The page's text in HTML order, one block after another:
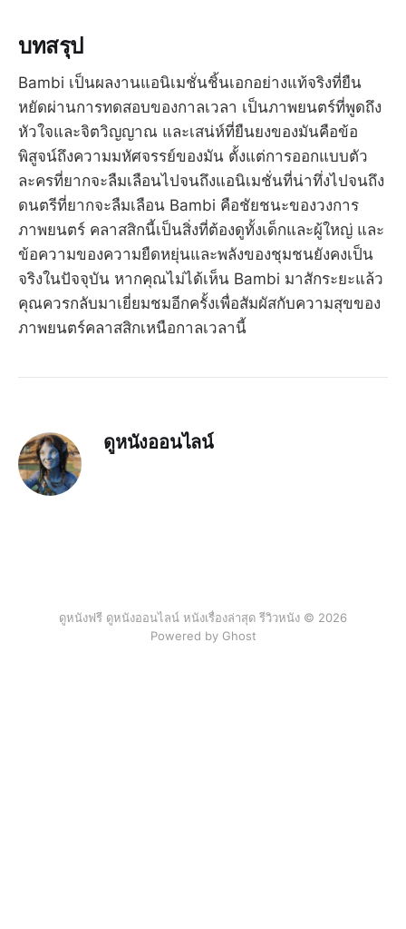
บทสรุป
Bambi เป็นผลงานแอนิเมชั่นชิ้นเอกอย่างแท้จริงที่ยืน
หยัดผ่านการทดสอบของกาลเวลา เป็นภาพยนตร์ที่พูดถึง
หัวใจและจิตวิญญาณ และเสน่ห์ที่ยืนยงของมันคือข้อ
พิสูจน์ถึงความมหัศจรรย์ของมัน ตั้งแต่การออกแบบตัว
ละครที่ยากจะลืมเลือนไปจนถึงแอนิเมชั่นที่น่าทึ่งไปจนถึง
ดนตรีที่ยากจะลืมเลือน Bambi คือชัยชนะของวงการ
ภาพยนตร์ คลาสสิกนี้เป็นสิ่งที่ต้องดูทั้งเด็กและผู้ใหญ่ และ
ข้อความของความยืดหยุ่นและพลังของชุมชนยังคงเป็น
จริงในปัจจุบัน หากคุณไม่ได้เห็น Bambi มาสักระยะแล้ว
คุณควรกลับมาเยี่ยมชมอีกครั้งเพื่อสัมผัสกับความสุขของ
ภาพยนตร์คลาสสิกเหนือกาลเวลานี้
ดูหนังออนไลน์
ดูหนังฟรี ดูหนังออนไลน์ หนังเรื่องล่าสุด รีวิวหนัง © 2026
Powered by Ghost